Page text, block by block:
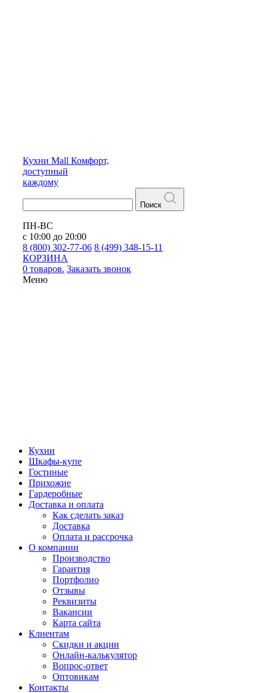
Кухни Mall Комфорт,
доступный
каждому
Поиск
ПН-ВС
с 10:00 до 20:00
8 (800) 302-77-06 8 (499) 348-15-11
КОРЗИНА
0 товаров. Заказать звонок
Меню
Кухни
Шкафы-купе
Гостиные
Прихожие
Гардеробные
Доставка и оплата
Как сделать заказ
Доставка
Оплата и рассрочка
О компании
Производство
Гарантия
Портфолио
Отзывы
Реквизиты
Вакансии
Карта сайта
Клиентам
Скидки и акции
Онлайн-калькулятор
Вопрос-ответ
Оптовикам
Контакты